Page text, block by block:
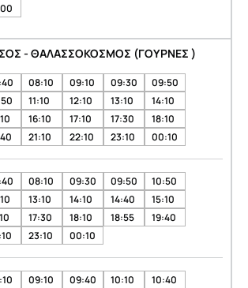
- ΘΑΛΑΣΣΟΚΟΣΜΟΣ (ΓΟΥΡΝΕΣ )
08:10 09:10 09:30
09:50
11:10 12:10 13:10
14:10
16:10 17:10 17:30
18:10
21:10 22:10 23:10 00:10
08:10 09:30 09:50
10:50
13:10 14:10 14:40
15:10
17:30 18:10 18:55
19:40
23:10 00:10
09:10 09:40 10:10
10:40